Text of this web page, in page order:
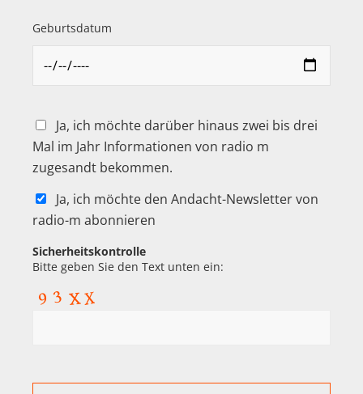
Geburtsdatum
Ja, ich möchte darüber hinaus zwei bis drei
Mal im Jahr Informationen von radio m
zugesandt bekommen.
Ja, ich möchte den Andacht-Newsletter von
radio-m abonnieren
Sicherheitskontrolle
Bitte geben Sie den Text unten ein: